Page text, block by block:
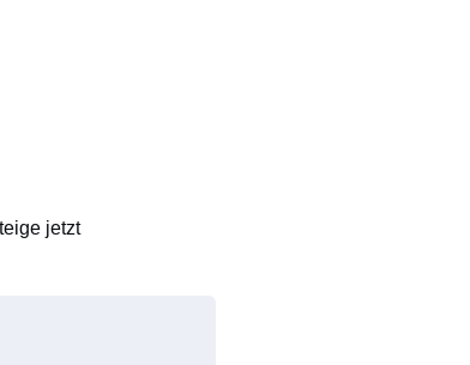
jetzt